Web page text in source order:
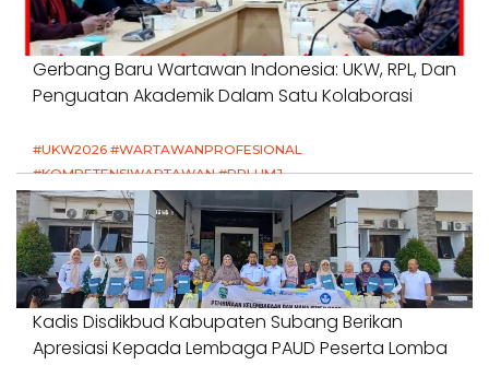
Gerbang Baru Wartawan Indonesia: UKW, RPL, Dan
Penguatan Akademik Dalam Satu Kolaborasi
#UKW2026 #WARTAWANPROFESIONAL
#KOMPETENSIWARTAWAN #RPLUMJ
#PENDIDIKANWARTAWAN #SWINASIONAL #SWIJABAR
1 Agustus 2026
Kadis Disdikbud Kabupaten Subang Berikan
Apresiasi Kepada Lembaga PAUD Peserta Lomba